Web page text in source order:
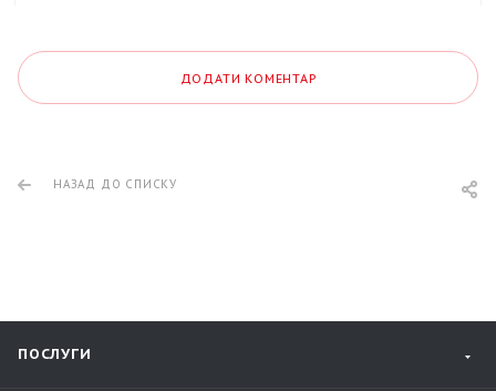
ДОДАТИ КОМЕНТАР
НАЗАД ДО СПИСКУ
ПОСЛУГИ